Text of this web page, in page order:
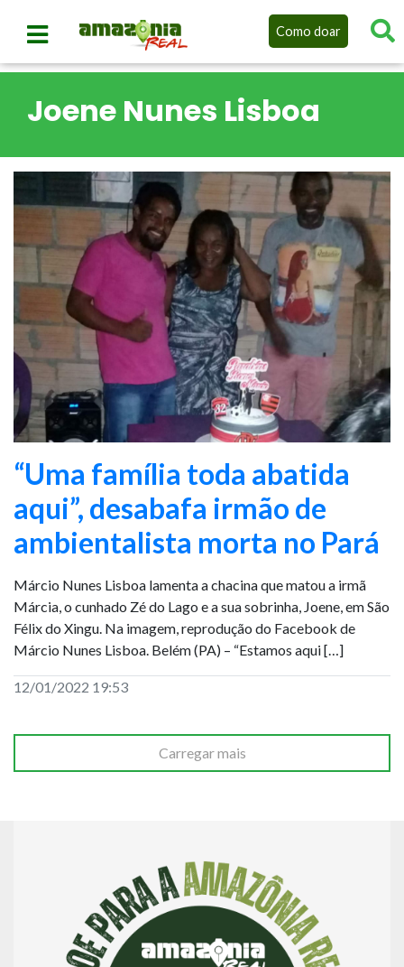
Como doar
Joene Nunes Lisboa
“Uma família toda abatida
aqui”, desabafa irmão de
ambientalista morta no Pará
Márcio Nunes Lisboa lamenta a chacina que matou a irmã
Márcia, o cunhado Zé do Lago e a sua sobrinha, Joene, em São
Félix do Xingu. Na imagem, reprodução do Facebook de
Márcio Nunes Lisboa. Belém (PA) – “Estamos aqui […]
12/01/2022 19:53
Carregar mais